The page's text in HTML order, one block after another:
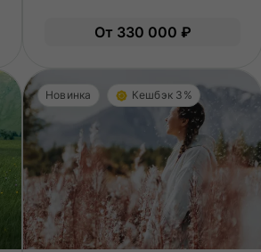
вам нужно будет физически
От 330 000 ₽
Новинка Кешбэк 3%